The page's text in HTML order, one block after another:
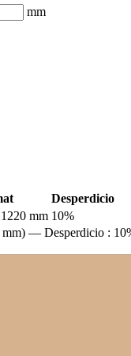
mm
Desperdicio
mm 10%
— Desperdicio :